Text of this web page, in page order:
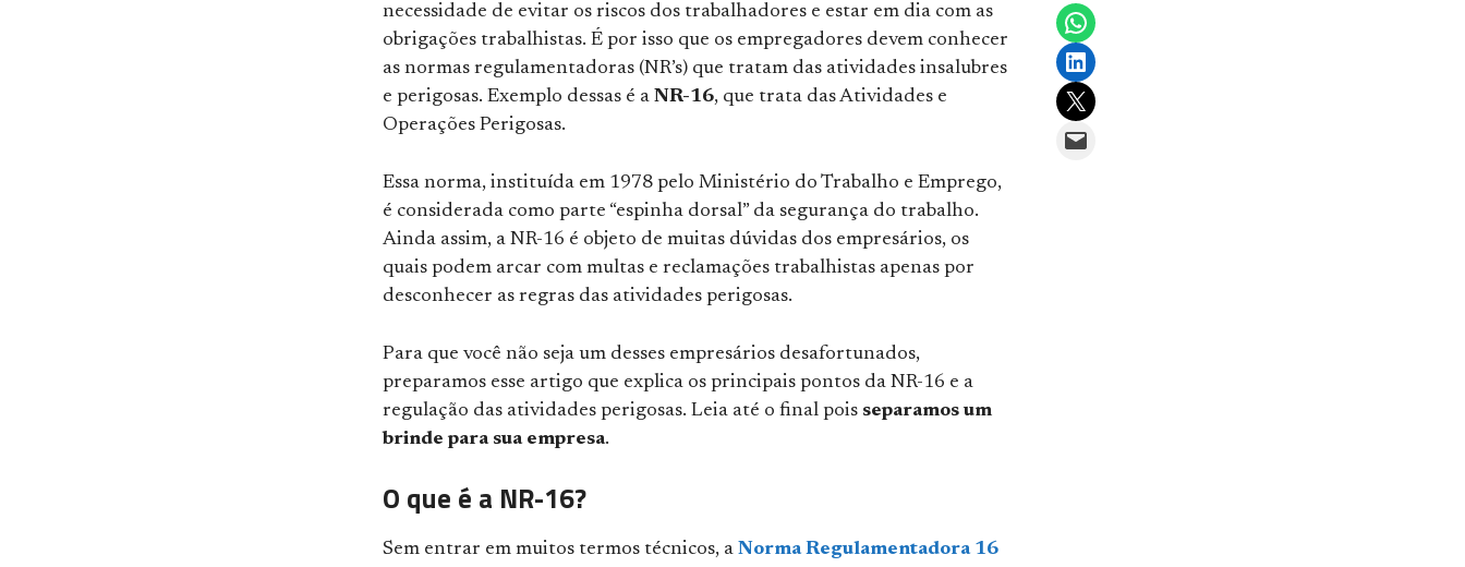
necessidade de evitar os riscos dos trabalhadores e estar em dia com as
obrigações trabalhistas. É por isso que os empregadores devem conhecer
as normas regulamentadoras (NR’s) que tratam das atividades insalubres
e perigosas. Exemplo dessas é a NR-16, que trata das Atividades e
Operações Perigosas.
Essa norma, instituída em 1978 pelo Ministério do Trabalho e Emprego,
é considerada como parte “espinha dorsal” da segurança do trabalho.
Ainda assim, a NR-16 é objeto de muitas dúvidas dos empresários, os
quais podem arcar com multas e reclamações trabalhistas apenas por
desconhecer as regras das atividades perigosas.
Para que você não seja um desses empresários desafortunados,
preparamos esse artigo que explica os principais pontos da NR-16 e a
regulação das atividades perigosas. Leia até o final pois separamos um
brinde para sua empresa.
O que é a NR-16?
Sem entrar em muitos termos técnicos, a Norma Regulamentadora 16
Share on WhatsApp
Share on LinkedIn
Email this Page
Email this Page